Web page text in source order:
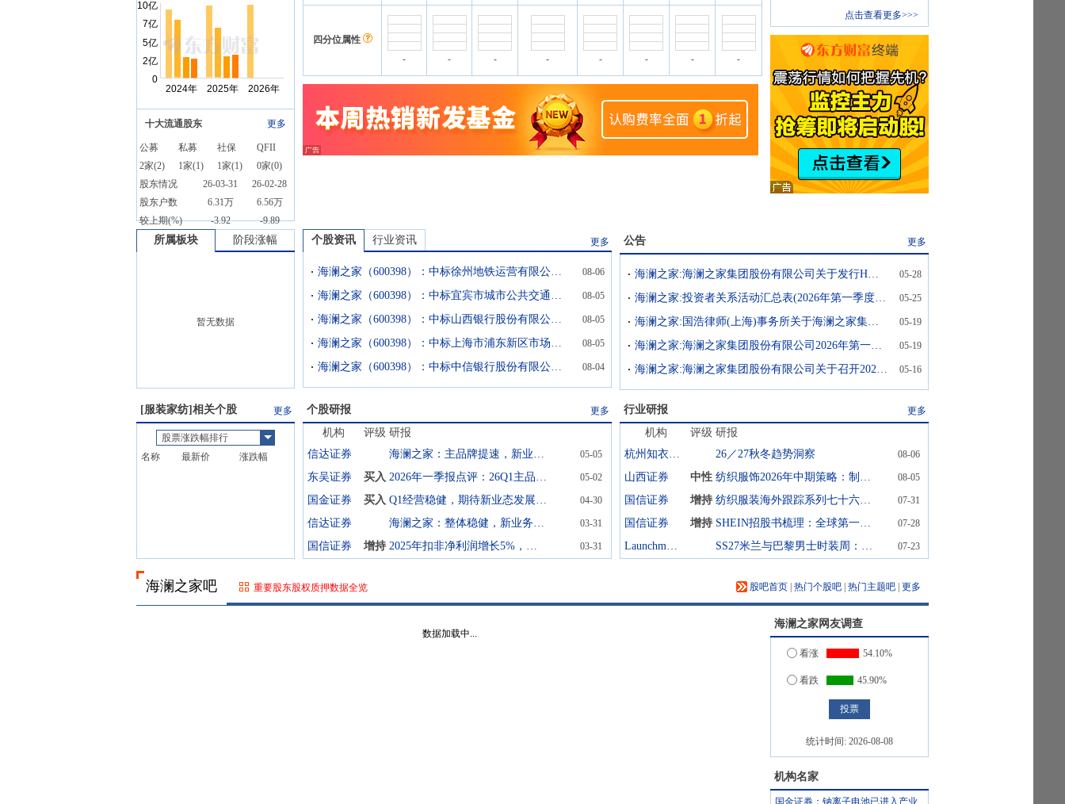
十大流通股东 更多
公募 私募 社保
QFII
2家(2) 1家(1) 1家(1) 0家(0)
股东情况
26-03-31
26-02-28
股东户数
6.31万
6.56万
较上期(%)
-3.92 -9.89
四分位属性
-
- - - - - - -
点击查看更多>>>
所属板块 阶段涨幅
暂无数据
个股资讯 行业资讯 更多
海澜之家（600398）：中标徐州地铁运营有限公司采购项目，中标金额为512.70万元 08-06
海澜之家（600398）：中标宜宾市城市公共交通有限公司采购项目，中标金额为199.29万元 08-05
海澜之家（600398）：中标山西银行股份有限公司采购项目，中标金额为529.83万元 08-05
海澜之家（600398）：中标上海市浦东新区市场监督管理局采购项目，中标金额为240.42万元 08-05
海澜之家（600398）：中标中信银行股份有限公司合肥分行采购项目，中标金额为120.18万元 08-04
公告 更多
海澜之家:海澜之家集团股份有限公司关于发行H股并上市的进展公告 05-28
海澜之家:投资者关系活动汇总表(2026年第一季度业绩说明会) 05-25
海澜之家:国浩律师(上海)事务所关于海澜之家集团股份有限公司2026年第一次临时股东会的法律意见书 05-19
海澜之家:海澜之家集团股份有限公司2026年第一次临时股东会决议公告 05-19
海澜之家:海澜之家集团股份有限公司关于召开2026年第一季度业绩说明会的公告 05-16
[服装家纺]相关个股 更多
股票涨跌幅排行
名称
最新价 涨跌幅
个股研报 更多
机构 评级 研报
信达证券
海澜之家：主品牌提速，新业务延续高增 05-05
东吴证券 买入 2026年一季报点评：26Q1主品牌及新业务增长提速 05-02
国金证券 买入 Q1经营稳健，期待新业态发展加速 04-30
信达证券 海澜之家：整体稳健，新业务持续拓展 03-31
国信证券 增持 2025年扣非净利润增长5%，分红率达91% 03-31
行业研报 更多
机构 评级 研报
杭州知衣科技
26／27秋冬趋势洞察 08-06
山西证券 中性 纺织服饰2026年中期策略：制造端关注龙头盈利及估值修复，品牌端精选经营韧性 08-05
国信证券 增持 纺织服装海外跟踪系列七十六：阿迪达斯品牌二季度收入增长14%，公司上调全年收入指引 07-31
国信证券 增持 SHEIN招股书梳理：全球第一大线上时尚平台，1P+3P模式双轮驱动增长 07-28
Launchmetrics SS27米兰与巴黎男士时装周：驱动关键洞察 时装周领先者 07-23
海澜之家吧 重要股东股权质押数据全览 股吧首页 热门个股吧 热门主题吧 更多
海澜之家网友调查
看涨 54.10%
看跌 45.90%
统计时间: 2026-08-08
机构名家
国金证券：钠离子电池已进入产业